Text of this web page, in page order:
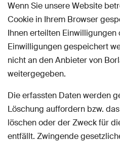
Wenn Sie unsere Website
Cookie in Ihrem Browser
Ihnen erteilten
Einwilligungen gespeichert
nicht an den Anbieter von
weitergegeben.
Die erfassten Daten werden
Löschung auffordern bzw.
löschen oder der Zweck für
entfällt. Zwingende